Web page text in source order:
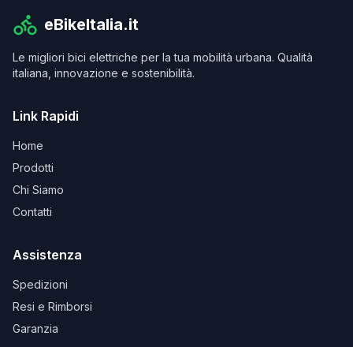
eBikeItalia.it
Le migliori bici elettriche per la tua mobilità urbana. Qualità
italiana, innovazione e sostenibilità.
Link Rapidi
Home
Prodotti
Chi Siamo
Contatti
Assistenza
Spedizioni
Resi e Rimborsi
Garanzia